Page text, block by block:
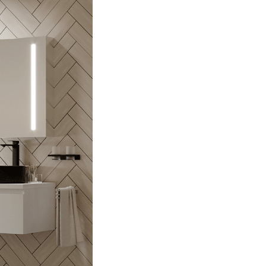
ai niciun produs în coș.
GO TO SHOP